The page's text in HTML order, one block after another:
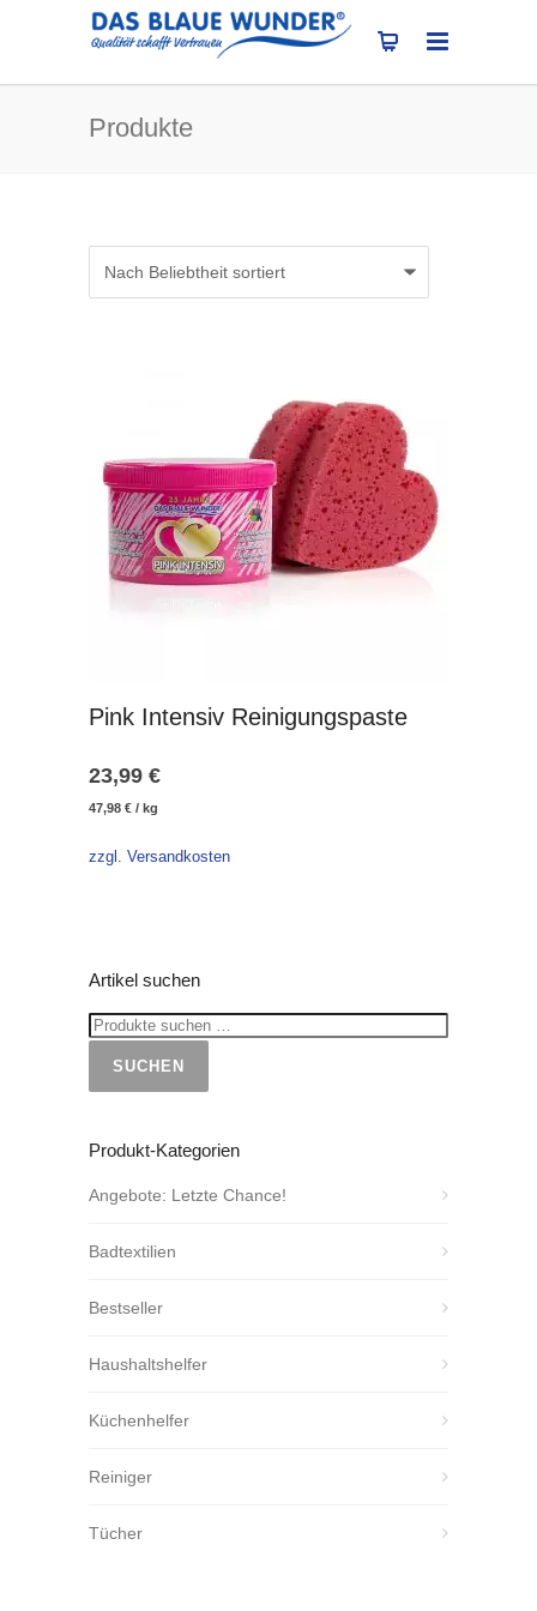
Produkte
Pink Intensiv Reinigungspaste
23,99 €
47,98 € / kg
zzgl. Versandkosten
Artikel suchen
SUCHEN
Produkt-Kategorien
Angebote: Letzte Chance!
Badtextilien
Bestseller
Haushaltshelfer
Küchenhelfer
Reiniger
Tücher